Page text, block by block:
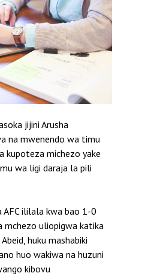
jijini Arusha
na mwenendo wa timu
kupoteza michezo yake
wa ligi daraja la pili
ililala kwa bao 1-0
mchezo uliopigwa katika
huku mashabiki
huo wakiwa na huzuni
kibovu